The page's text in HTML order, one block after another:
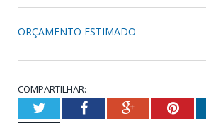
ORÇAMENTO ESTIMADO
COMPARTILHAR:
TwitterFacebookGoogle+